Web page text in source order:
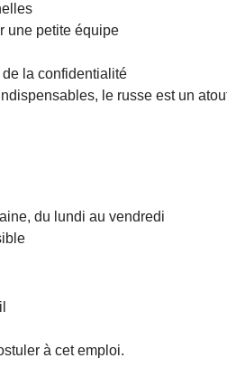
une petite équipe
la confidentialité
le russe est un
du lundi au vendredi
à cet emploi.